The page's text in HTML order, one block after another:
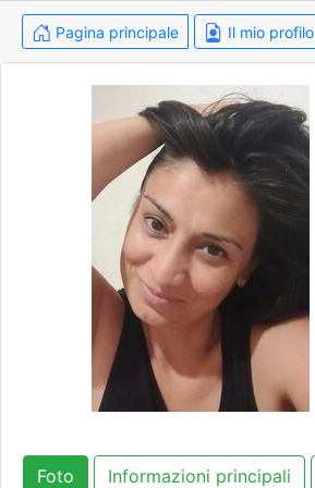
Pagina principale Il mio profilo
Foto Informazioni principali